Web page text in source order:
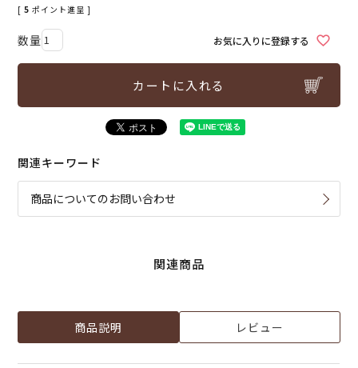
[ 5 ポイント進呈 ]
お気に入りに登録する
カートに入れる
関連キーワード
商品についてのお問い合わせ
関連商品
商品説明 レビュー